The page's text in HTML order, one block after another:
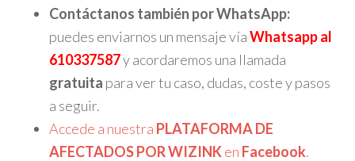
Contáctanos también por WhatsApp:
puedes enviarnos un mensaje víaWhatsapp al
610337587y acordaremos una llamada
gratuita para ver tu caso, dudas, coste y pasos
a seguir.
Accede a nuestra PLATAFORMA DE
AFECTADOS POR WIZINKen Facebook.